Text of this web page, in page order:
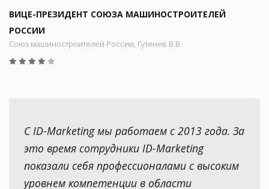
ВИЦЕ-ПРЕЗИДЕНТ СОЮЗА МАШИНОСТРОИТЕЛЕЙ
РОССИИ
Союз машиностроителей России, Гутенев В.В.
С ID-Marketing мы работаем с 2013 года. За
это время сотрудники ID-Marketing
показали себя профессионалами с высоким
уровнем компетенции в области